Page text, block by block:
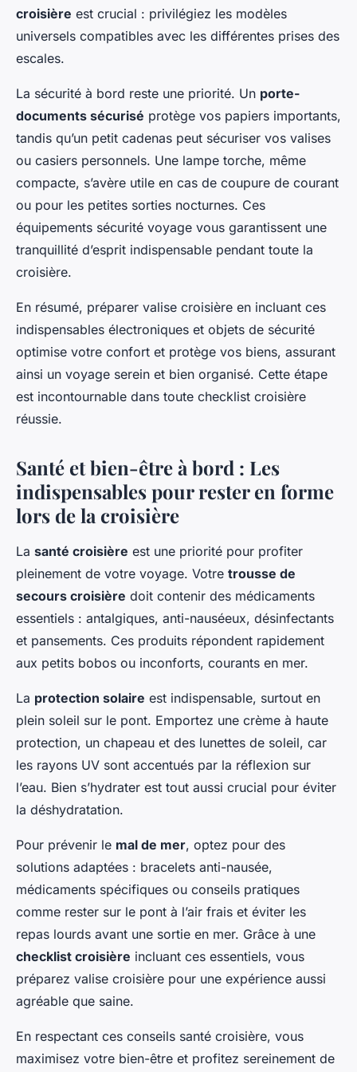
croisière est crucial : privilégiez les modèles
universels compatibles avec les différentes prises des
escales.
La sécurité à bord reste une priorité. Un porte-
documents sécurisé protège vos papiers importants,
tandis qu’un petit cadenas peut sécuriser vos valises
ou casiers personnels. Une lampe torche, même
compacte, s’avère utile en cas de coupure de courant
ou pour les petites sorties nocturnes. Ces
équipements sécurité voyage vous garantissent une
tranquillité d’esprit indispensable pendant toute la
croisière.
En résumé, préparer valise croisière en incluant ces
indispensables électroniques et objets de sécurité
optimise votre confort et protège vos biens, assurant
ainsi un voyage serein et bien organisé. Cette étape
est incontournable dans toute checklist croisière
réussie.
Santé et bien-être à bord : Les
indispensables pour rester en forme
lors de la croisière
La santé croisière est une priorité pour profiter
pleinement de votre voyage. Votre trousse de
secours croisière doit contenir des médicaments
essentiels : antalgiques, anti-nauséeux, désinfectants
et pansements. Ces produits répondent rapidement
aux petits bobos ou inconforts, courants en mer.
La protection solaire est indispensable, surtout en
plein soleil sur le pont. Emportez une crème à haute
protection, un chapeau et des lunettes de soleil, car
les rayons UV sont accentués par la réflexion sur
l’eau. Bien s’hydrater est tout aussi crucial pour éviter
la déshydratation.
Pour prévenir le mal de mer, optez pour des
solutions adaptées : bracelets anti-nausée,
médicaments spécifiques ou conseils pratiques
comme rester sur le pont à l’air frais et éviter les
repas lourds avant une sortie en mer. Grâce à une
checklist croisière incluant ces essentiels, vous
préparez valise croisière pour une expérience aussi
agréable que saine.
En respectant ces conseils santé croisière, vous
maximisez votre bien-être et profitez sereinement de